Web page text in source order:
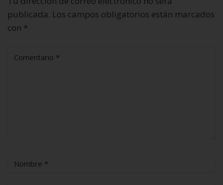
publicada. Los campos obligatorios están marcados
con *